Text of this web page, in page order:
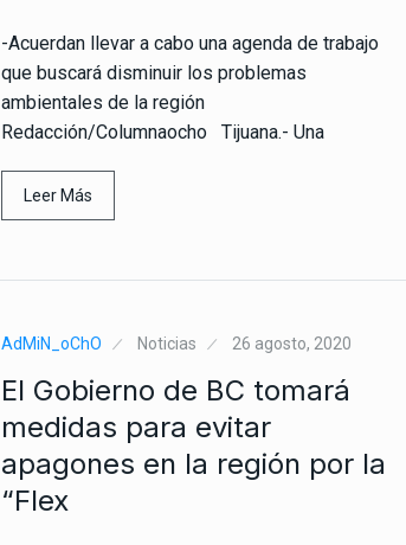
-Acuerdan llevar a cabo una agenda de trabajo
que buscará disminuir los problemas
ambientales de la región
Redacción/Columnaocho Tijuana.- Una
Leer Más
AdMiN_oChO Noticias 26 agosto, 2020
El Gobierno de BC tomará
medidas para evitar
apagones en la región por la
“Flex